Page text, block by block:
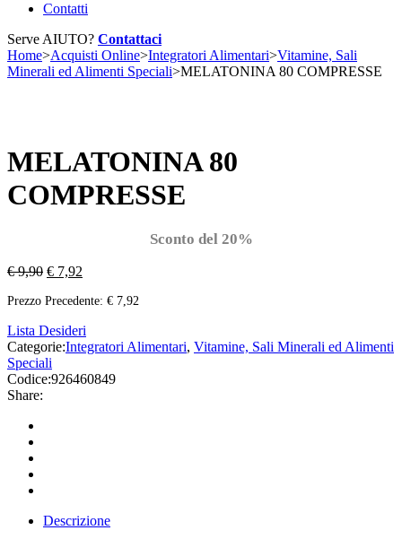
Contatti
Serve AIUTO? Contattaci
Home>Acquisti Online>Integratori Alimentari>Vitamine, Sali
Minerali ed Alimenti Speciali>MELATONINA 80 COMPRESSE
MELATONINA 80
COMPRESSE
Sconto del 20%
€9,90 € 7,92
Prezzo Precedente: € 7,92
Lista Desideri
Categorie:Integratori Alimentari, Vitamine, Sali Minerali ed Alimenti
Speciali
Codice:926460849
Share:
Descrizione